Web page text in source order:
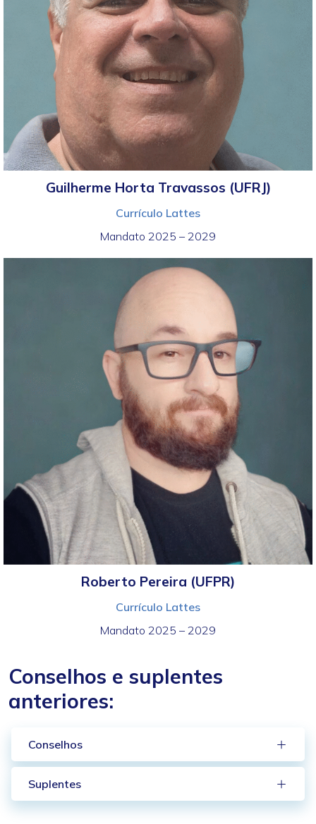
Guilherme Horta Travassos (UFRJ)
Currículo Lattes
Mandato 2025 – 2029
Roberto Pereira (UFPR)
Currículo Lattes
Mandato 2025 – 2029
Conselhos e suplentes
anteriores:
Conselhos
Suplentes